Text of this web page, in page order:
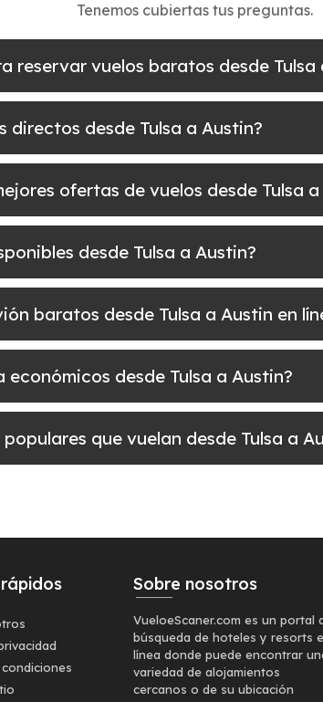
Tenemos cubiertas tus preguntas.
reservar vuelos baratos desde Tulsa
directos desde Tulsa a Austin?
ofertas de vuelos desde Tulsa
desde Tulsa a Austin?
baratos desde Tulsa a Austin en
desde Tulsa a Austin?
que vuelan desde Tulsa a
Sobre nosotros
VueloeScaner.com es un portal
búsqueda de hoteles y resorts
línea donde puede encontrar
variedad de alojamientos
cercanos o de su ubicación